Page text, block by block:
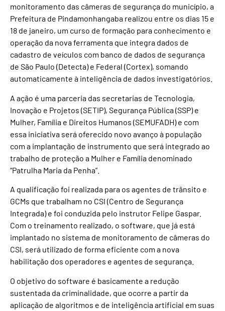
monitoramento das câmeras de segurança do município, a
Prefeitura de Pindamonhangaba realizou entre os dias 15 e
18 de janeiro, um curso de formação para conhecimento e
operação da nova ferramenta que integra dados de
cadastro de veículos com banco de dados de segurança
de São Paulo (Detecta) e Federal (Cortex), somando
automaticamente à inteligência de dados investigatórios.
A ação é uma parceria das secretarias de Tecnologia,
Inovação e Projetos (SETIP), Segurança Pública (SSP) e
Mulher, Família e Direitos Humanos (SEMUFADH) e com
essa iniciativa será oferecido novo avanço à população
com a implantação de instrumento que será integrado ao
trabalho de proteção a Mulher e Família denominado
“Patrulha Maria da Penha”.
A qualificação foi realizada para os agentes de trânsito e
GCMs que trabalham no CSI (Centro de Segurança
Integrada) e foi conduzida pelo instrutor Felipe Gaspar.
Com o treinamento realizado, o software, que já está
implantado no sistema de monitoramento de câmeras do
CSI, será utilizado de forma eficiente com a nova
habilitação dos operadores e agentes de segurança.
O objetivo do software é basicamente a redução
sustentada da criminalidade, que ocorre a partir da
aplicação de algoritmos e de inteligência artificial em suas